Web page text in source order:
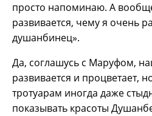
просто напоминаю. А
развивается, чему я очень
душанбинец».
Да, соглашусь с Маруфом,
развивается и процветает,
тротуарам иногда даже
показывать красоты